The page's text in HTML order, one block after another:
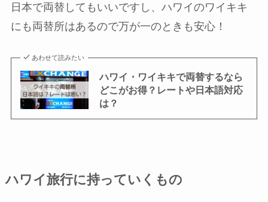
日本で両替してもいいですし、ハワイのワイキキ
にも両替所はあるので万が一のときも安心！
あわせて読みたい
ハワイ・ワイキキで両替するなら
どこがお得？レートや日本語対応
は？
ハワイ旅行に持っていくもの